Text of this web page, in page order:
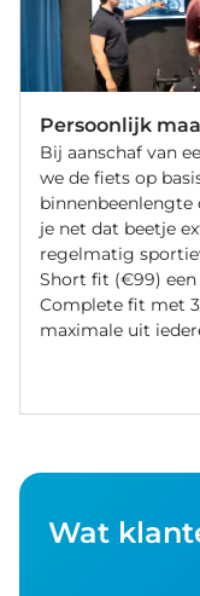
Persoonlijk
Bij aanschaf van
we de fiets op
binnenbeenlengte
je net dat beetje
regelmatig
Short fit (€99) een
Complete fit met
maximale uit
Wat